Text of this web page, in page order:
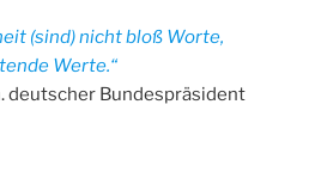
(sind) nicht bloß Worte,
Werte.“
deutscher Bundespräsident